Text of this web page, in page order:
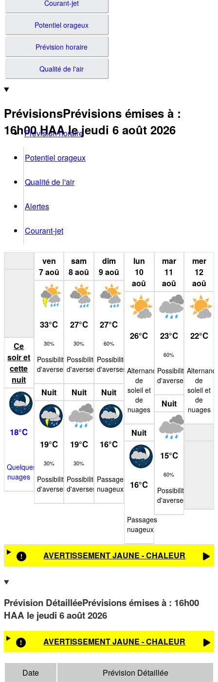
Courant-jet
Potentiel orageux
Prévision horaire
Qualité de l'air
PrévisionsPrévisions émises à :
16h00HAAle jeudi 6 août 2026
Prévision horaire
Potentiel orageux
Qualité de l'air
Alertes
Courant-jet
Ce
soir et
cette
nuit
18°C
Quelques
nuages
ven
7aoû
33°C
30%
Possibilité
d'averses
Nuit
19°C
30%
Possibilité
d'averses
sam
8aoû
27°C
30%
Possibilité
d'averses
Nuit
19°C
30%
Possibilité
d'averses
dim
9aoû
27°C
60%
Possibilité
d'averses
Nuit
16°C
Passages
nuageux
lun
10
aoû
26°C
Alternance
de
soleil et
de
nuages
Nuit
16°C
Passages
nuageux
mar
11
aoû
23°C
60%
Possibilité
d'averses
Nuit
15°C
60%
Possibilité
d'averses
mer
12
aoû
22°C
de
soleil et
de
nuages
AVERTISSEMENT JAUNE - CHALEUR
Prévision DétailléePrévisions émises à : 16h00
HAA le jeudi 6 août 2026
AVERTISSEMENT JAUNE - CHALEUR
Date
Prévision Détaillée